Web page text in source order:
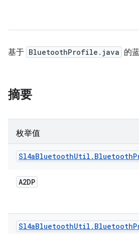
基于 BluetoothProfile.java 的
摘要
枚举值
Sl4aBluetoothUtil . Bluetooth
A2DP
Sl4aBluetoothUtil . Bluetooth